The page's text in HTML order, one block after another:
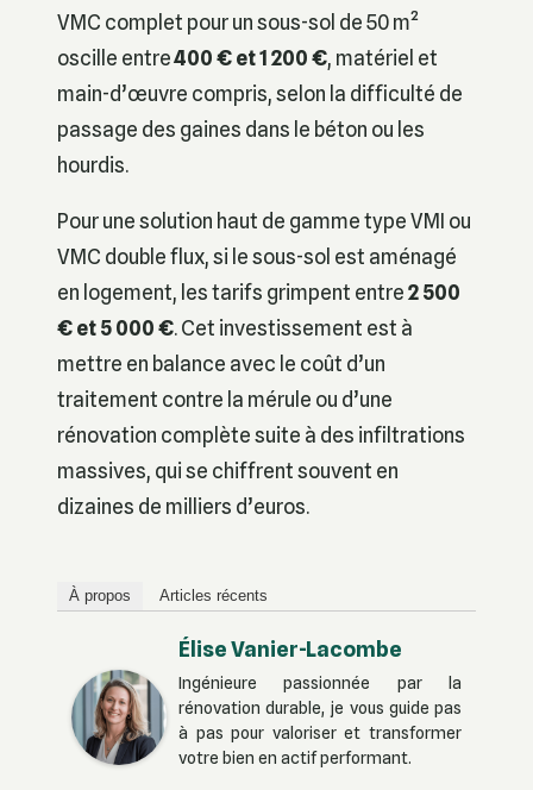
VMC complet pour un sous-sol de 50 m²
oscille entre400 € et 1 200 €, matériel et
main-d’œuvre compris, selon la difficulté de
passage des gaines dans le béton ou les
hourdis.
Pour une solution haut de gamme type VMI ou
VMC double flux, si le sous-sol est aménagé
en logement, les tarifs grimpent entre2 500
€ et 5 000 €. Cet investissement est à
mettre en balance avec le coût d’un
traitement contre la mérule ou d’une
rénovation complète suite à des infiltrations
massives, qui se chiffrent souvent en
dizaines de milliers d’euros.
À propos Articles récents
Élise Vanier-Lacombe
Ingénieure passionnée par la
rénovation durable, je vous guide pas
à pas pour valoriser et transformer
votre bien en actif performant.